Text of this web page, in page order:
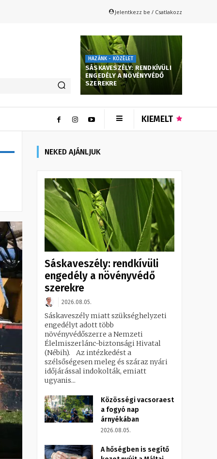
Jelentkezz be / Csatlakozz
HAZÁNK - KÖZÉLET
SÁSKAVESZÉLY: RENDKÍVÜLI
ENGEDÉLY A NÖVÉNYVÉDŐ
SZEREKRE
KIEMELT
NEKED AJÁNLJUK
Sáskaveszély: rendkívüli
engedély a növényvédő
szerekre
2026.08.05.
Sáskaveszély miatt szükséghelyzeti
engedélyt adott több
növényvédőszerre a Nemzeti
Élelmiszerlánc-biztonsági Hivatal
(Nébih). Az intézkedést a
szélsőségesen meleg és száraz nyári
időjárással indokolták, emiatt
ugyanis...
Közösségi vacsoraest
a fogyó nap
árnyékában
2026.08.05.
A hőségben is segítő